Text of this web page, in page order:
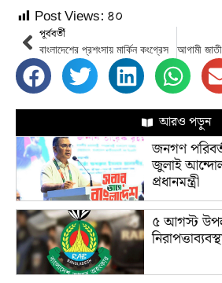
Post Views: ৪০
পূর্ববর্তী
বাংলাদেশের প্রশংসায় মার্কিন কংগ্রেস
আরও পড়ুন
জনগণ
জুলাই
প্রধানমন্ত্রী
৫ আগস্ট